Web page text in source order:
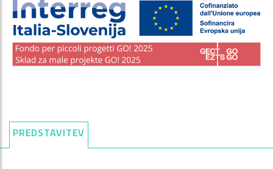
PREDSTAVITEV